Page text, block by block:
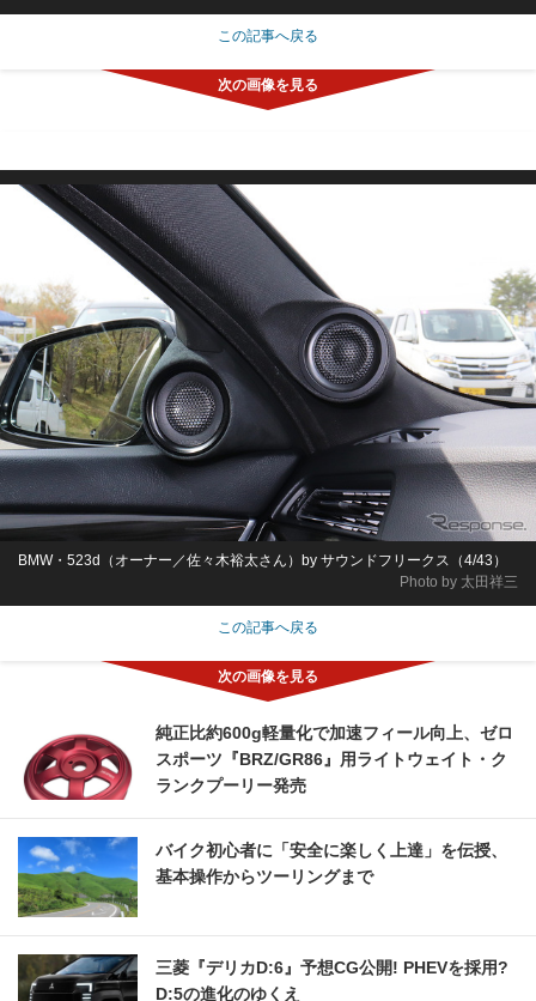
この記事へ戻る
Photo by 太田祥三
BMW・523d（オーナー／佐々木裕太さん）by サウンドフリークス（4/43）
この記事へ戻る
純正比約600g軽量化で加速フィール向上、ゼロ
スポーツ『BRZ/GR86』用ライトウェイト・ク
ランクプーリー発売
バイク初心者に「安全に楽しく上達」を伝授、
基本操作からツーリングまで
三菱『デリカD:6』予想CG公開! PHEVを採用?
D:5の進化のゆくえ